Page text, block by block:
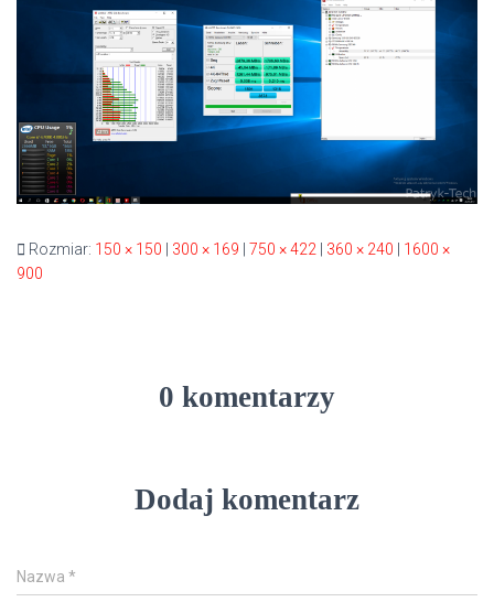
Rozmiar: 150 × 150 300 × 169 750 × 422 360 × 240
1600 ×
900
0 komentarzy
Dodaj komentarz
Nazwa *